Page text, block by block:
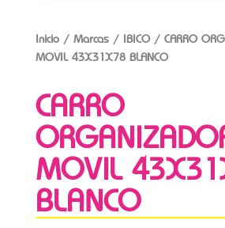
Inicio/ Marcas/ IBICO/ CARRO
MOVIL 43X31X78 BLANCO
CARRO
MOVIL
BLANCO